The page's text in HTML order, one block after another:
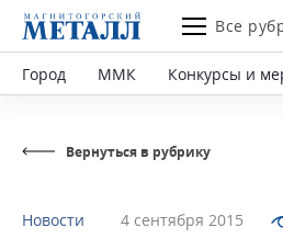
Все
Город ММК Конкурсы и
Вернуться в рубрику
Новости 4 сентября 2015